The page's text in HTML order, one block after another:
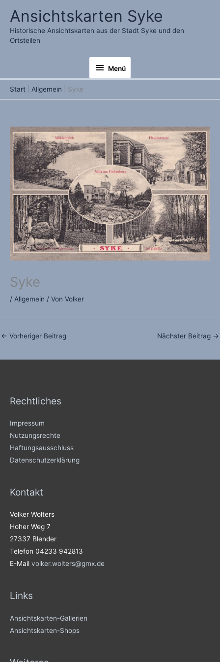
Inhalt
springen
Ansichtskarten Syke
Historische Ansichtskarten aus der Stadt Syke und den
Ortsteilen
Menü
Menü
Start Allgemein Syke
Syke
/ Allgemein / Von Volker
← Vorheriger Beitrag Nächster Beitrag →
Rechtliches
Impressum
Nutzungsrechte
Haftungsausschluss
Datenschutzerklärung
Kontakt
Volker Wolters
Hoher Weg 7
27337 Blender
Telefon 04233 942813
E-Mail volker.wolters@gmx.de
Links
Ansichtskarten-Gallerien
Ansichtskarten-Shops